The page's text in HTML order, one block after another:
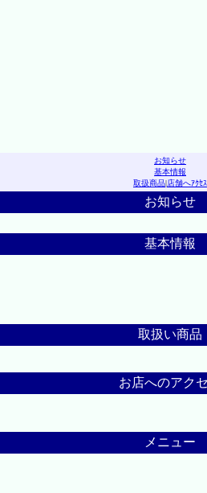
お知らせ
基本情報
取扱商品|店舗へｱｸｾｽ
お知らせ
基本情報
取扱い商品
お店へのアク
メニュー